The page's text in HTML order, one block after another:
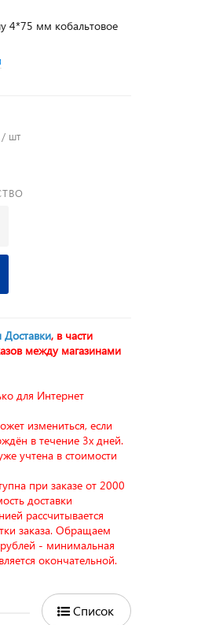
4*75 мм кобальтовое
/ шт
Доставки, в части
между магазинами
для Интернет
измениться, если
в течение 3х дней.
учтена в стоимости
при заказе от 2000
доставки
рассчитывается
заказа. Обращаем
- минимальная
окончательной.
Список